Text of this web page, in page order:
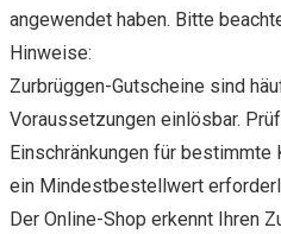
angewendet haben. Bitte
Hinweise:
Zurbrüggen-Gutscheine sind
Voraussetzungen einlösbar.
Einschränkungen für
ein Mindestbestellwert
Der Online-Shop erkennt Ihren